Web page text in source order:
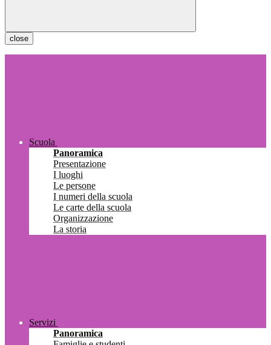
close
Scuola
Panoramica
Presentazione
I luoghi
Le persone
I numeri della scuola
Le carte della scuola
Organizzazione
La storia
Servizi
Panoramica